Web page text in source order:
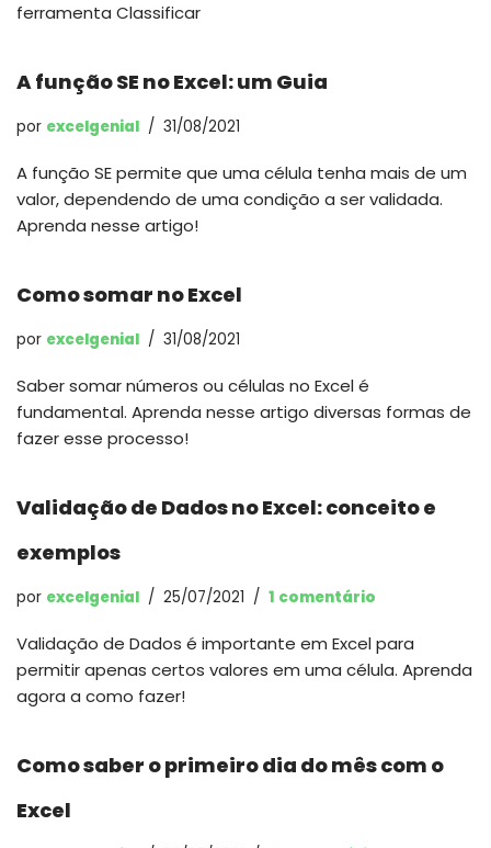
ferramenta Classificar
A função SE no Excel: um Guia
por excelgenial 31/08/2021
A função SE permite que uma célula tenha mais de um
valor, dependendo de uma condição a ser validada.
Aprenda nesse artigo!
Como somar no Excel
por excelgenial 31/08/2021
Saber somar números ou células no Excel é
fundamental. Aprenda nesse artigo diversas formas de
fazer esse processo!
Validação de Dados no Excel: conceito e
exemplos
por excelgenial 25/07/2021 1 comentário
Validação de Dados é importante em Excel para
permitir apenas certos valores em uma célula. Aprenda
agora a como fazer!
Como saber o primeiro dia do mês com o
Excel